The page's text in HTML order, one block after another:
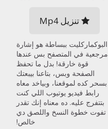
تنزيل Mp4
البوكماركليت ببساطة هو إشارة
مرجعية في المتصفح بس عندها
قوة خارقة! بدل ما تحفظ
الصفحة وبس، بتاعنا بيبعتك
بسحر كده لموقعنا، وبياخد معاه
رابط فيديو يوتيوب اللي كنت
بتتفرج عليه. ده معناه إنك تقدر
تفوت خطوة النسخ واللصق دي
خالص!